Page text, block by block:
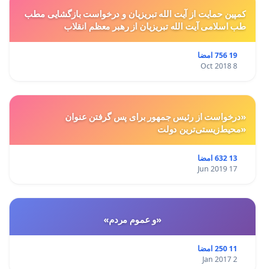
کمپین حمایت از آیت الله تبریزیان و درخواست بازگشایی مطب
طب اسلامی آیت الله تبریزیان از رهبر معظم انقلاب
19 756 امضا
8 Oct 2018
«درخواست از رئیس جمهور برای پس گرفتن عنوان
«محیط‌زیستی‌ترین دولت
13 632 امضا
17 Jun 2019
«و عموم مردم»
11 250 امضا
2 Jan 2017